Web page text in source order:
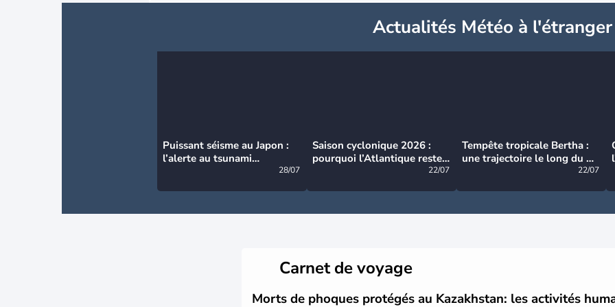
Actualités Météo à l'étranger
Puissant séisme au Japon :
l’alerte au tsunami
28/07
Saison cyclonique 2026 :
pourquoi l’Atlantique reste
22/07
Tempête tropicale Bertha :
une trajectoire le long du du
22/07
Carnet de voyage
Morts de phoques protégés au Kazakhstan: les activités